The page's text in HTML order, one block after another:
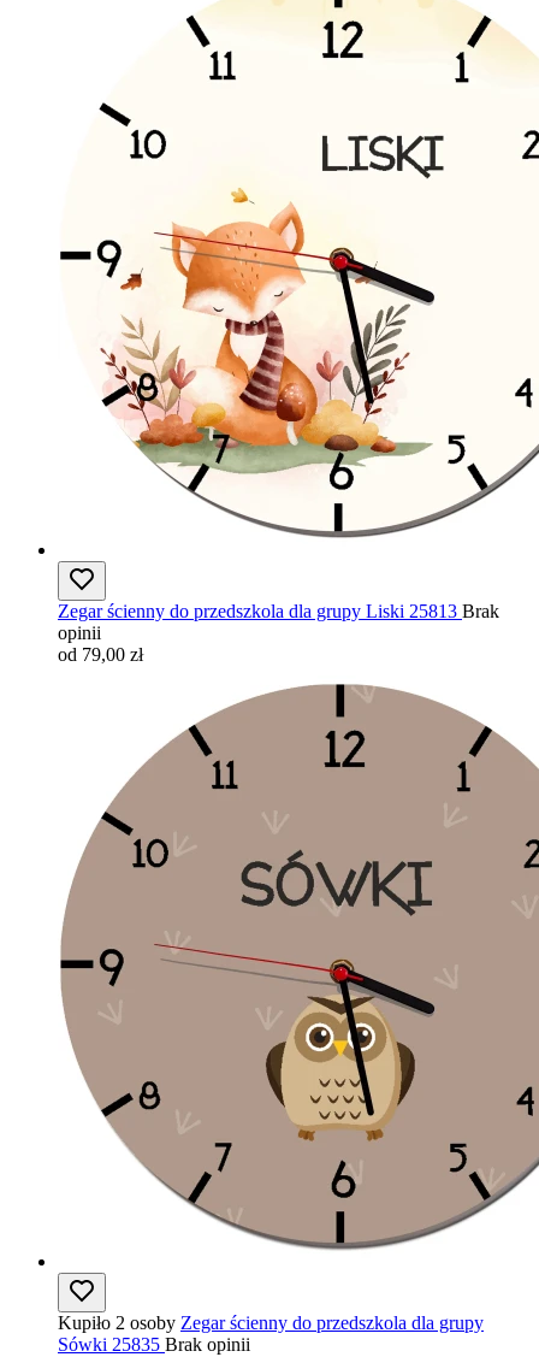
Zegar ścienny do przedszkola dla grupy Liski 25813 Brak
opinii
od 79,00 zł
Kupiło 2 osoby Zegar ścienny do przedszkola dla grupy
Sówki 25835 Brak opinii